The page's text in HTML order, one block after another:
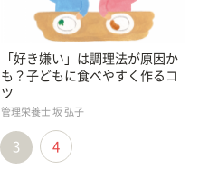
「好き嫌い」は調理法が原因か
も？子どもに食べやすく作るコ
ツ
管理栄養士 坂 弘子
3 4